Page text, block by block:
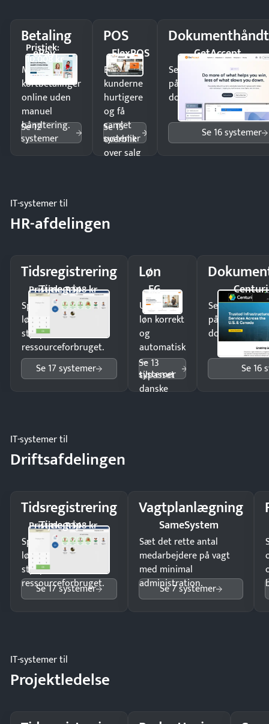
Betaling
ePay
Pristjek:
10.008 kr
Modtag
kortbetalinger
online uden
manuel
håndtering.
Se 12
systemer
POS
FlexPOS
Ekspedér
kunderne
hurtigere
og få
samlet
overblik
over salg
Se 15
systemer
GetAccept
Send kontrakter til
på minutter og mist
dokumenter.
Se 16 systemer
IT-systemer til
HR-afdelingen
Tidsregistrering
Timegrip
Pristjek: 7.548 kr
Spar tid på
lønberegning og få
styr på
ressourceforbruget.
Se 17 systemer
Løn
EG
Udbetal
løn korrekt
og
automatisk
—
tilpasset
danske
Se 13
systemer
Centuri
Send
på minutter
dokumenter.
Se 16
IT-systemer til
Driftsafdelingen
Tidsregistrering
Timegrip
Pristjek: 7.548 kr
Spar tid på
lønberegning og få
styr på
ressourceforbruget.
Se 17 systemer
Vagtplanlægning
SameSystem
Sæt det rette antal
medarbejdere på vagt
med minimal
administration.
Se 7 systemer
IT-systemer til
Projektledelse